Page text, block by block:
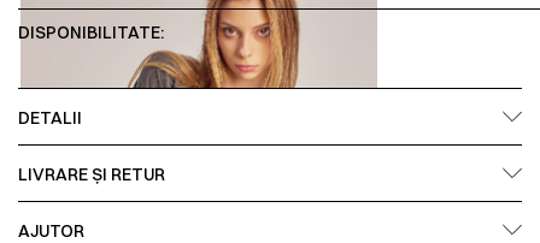
DISPONIBILITATE:
DETALII
LIVRARE ȘI RETUR
AJUTOR